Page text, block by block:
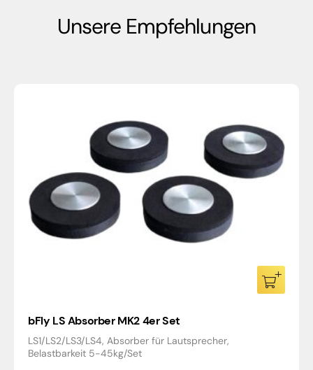
Unsere Empfehlungen
bFly LS Absorber MK2 4er Set
LS1/LS2/LS3/LS4, Absorber für Lautsprecher,
Belastbarkeit 5-45kg/Set